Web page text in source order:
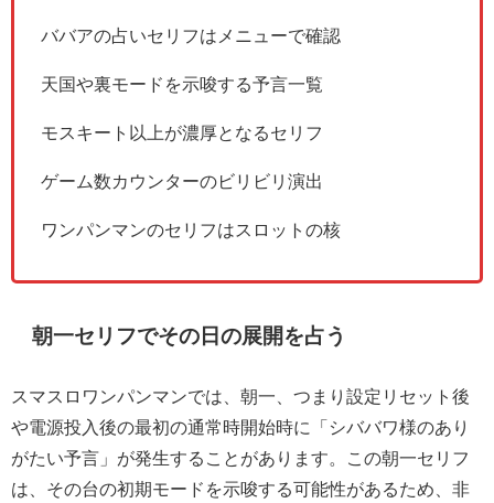
ババアの占いセリフはメニューで確認
天国や裏モードを示唆する予言一覧
モスキート以上が濃厚となるセリフ
ゲーム数カウンターのビリビリ演出
ワンパンマンのセリフはスロットの核
朝一セリフでその日の展開を占う
スマスロワンパンマンでは、朝一、つまり設定リセット後
や電源投入後の最初の通常時開始時に「シババワ様のあり
がたい予言」が発生することがあります。この朝一セリフ
は、その台の初期モードを示唆する可能性があるため、非